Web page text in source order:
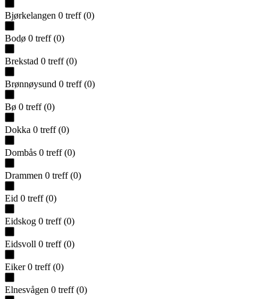
Bjørkelangen 0 treff (0)
Bodø 0 treff (0)
Brekstad 0 treff (0)
Brønnøysund 0 treff (0)
Bø 0 treff (0)
Dokka 0 treff (0)
Dombås 0 treff (0)
Drammen 0 treff (0)
Eid 0 treff (0)
Eidskog 0 treff (0)
Eidsvoll 0 treff (0)
Eiker 0 treff (0)
Elnesvågen 0 treff (0)